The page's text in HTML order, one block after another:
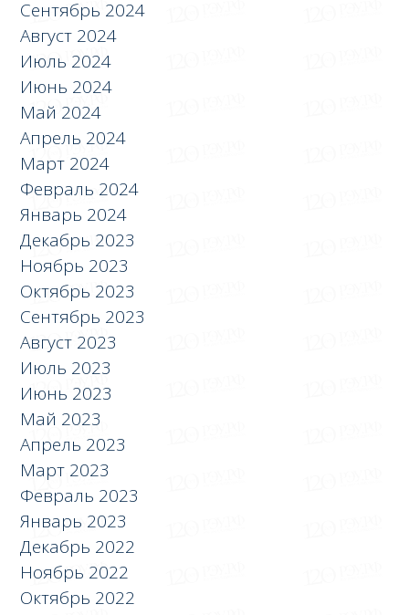
Сентябрь 2024
Август 2024
Июль 2024
Июнь 2024
Май 2024
Апрель 2024
Март 2024
Февраль 2024
Январь 2024
Декабрь 2023
Ноябрь 2023
Октябрь 2023
Сентябрь 2023
Август 2023
Июль 2023
Июнь 2023
Май 2023
Апрель 2023
Март 2023
Февраль 2023
Январь 2023
Декабрь 2022
Ноябрь 2022
Октябрь 2022